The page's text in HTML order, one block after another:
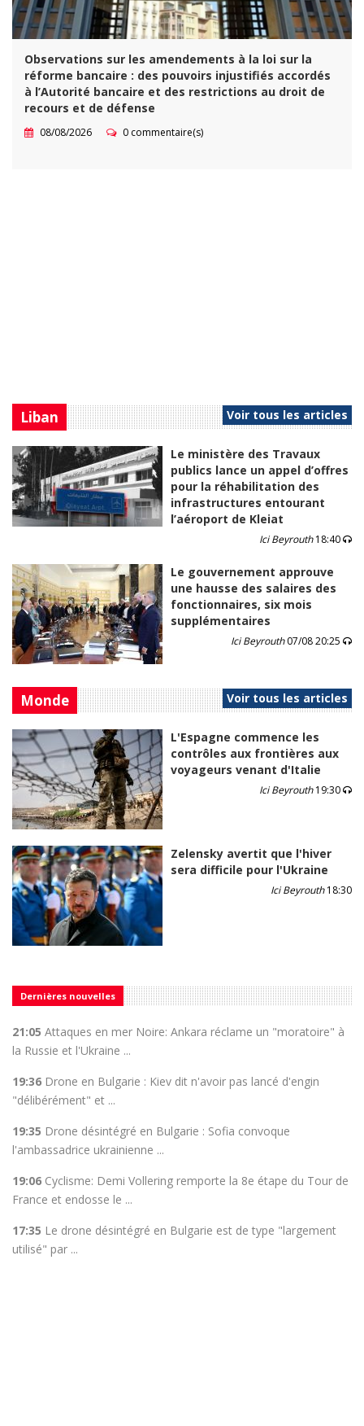
Observations sur les amendements à la loi sur la
réforme bancaire : des pouvoirs injustifiés accordés
à l’Autorité bancaire et des restrictions au droit de
recours et de défense
08/08/2026 0 commentaire(s)
Liban Voir tous les articles
Le ministère des Travaux
publics lance un appel d’offres
pour la réhabilitation des
infrastructures entourant
l’aéroport de Kleiat
Ici Beyrouth18:40
Le gouvernement approuve
une hausse des salaires des
fonctionnaires, six mois
supplémentaires
Ici Beyrouth07/08 20:25
Monde Voir tous les articles
L'Espagne commence les
contrôles aux frontières aux
voyageurs venant d'Italie
Ici Beyrouth19:30
Zelensky avertit que l'hiver
sera difficile pour l'Ukraine
Ici Beyrouth18:30
Dernières nouvelles
21:05 Attaques en mer Noire: Ankara réclame un "moratoire" à
la Russie et l'Ukraine ...
19:36 Drone en Bulgarie : Kiev dit n'avoir pas lancé d'engin
"délibérément" et ...
19:35 Drone désintégré en Bulgarie : Sofia convoque
l'ambassadrice ukrainienne ...
19:06 Cyclisme: Demi Vollering remporte la 8e étape du Tour de
France et endosse le ...
17:35 Le drone désintégré en Bulgarie est de type "largement
utilisé" par ...